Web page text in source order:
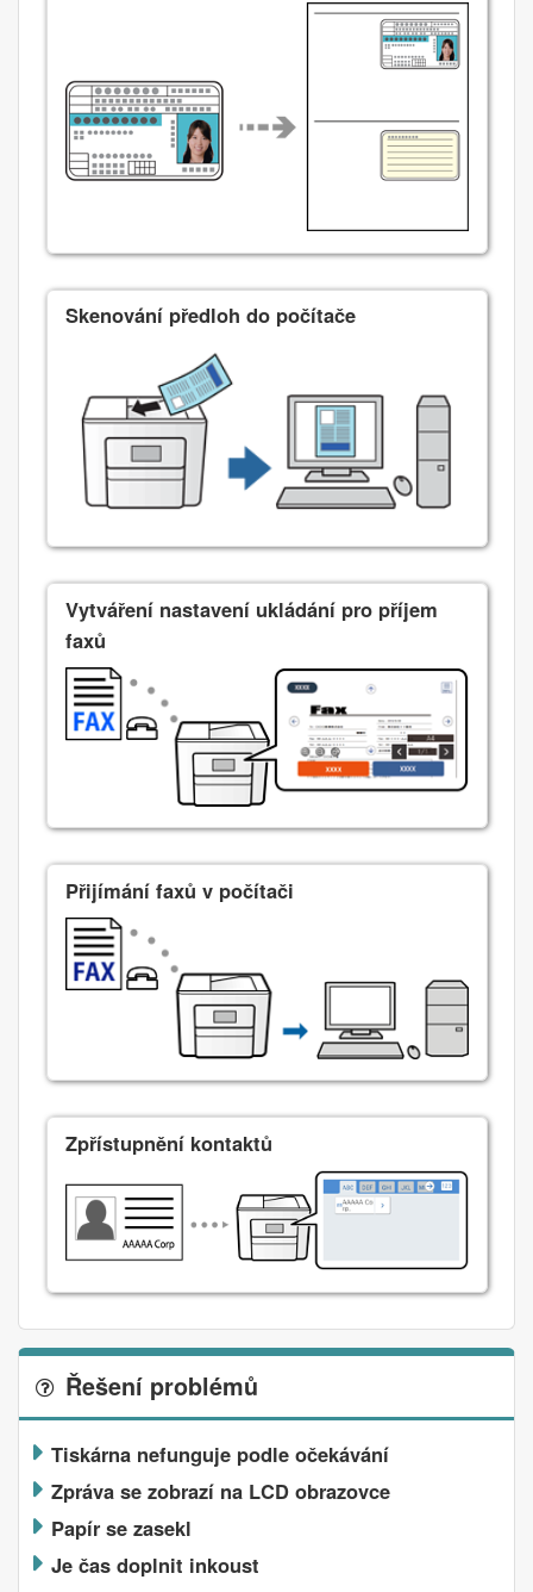
Skenování předloh do počítače
Vytváření nastavení ukládání pro příjem
faxů
Přijímání faxů v počítači
Zpřístupnění kontaktů
Řešení problémů
Tiskárna nefunguje podle očekávání
Zpráva se zobrazí na LCD obrazovce
Papír se zasekl
Je čas doplnit inkoust